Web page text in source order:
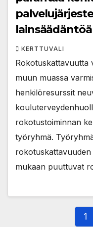
lainsäädäntöä
KERTTUVALI
Rokotuskattavuutta
muun muassa
henkilöresurssit
rokotustoiminnan
työryhmä.
rokotuskattavuuden
mukaan puuttuvat
1